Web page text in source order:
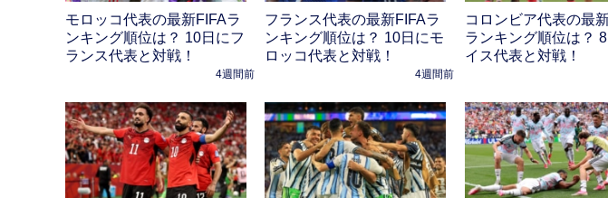
モロッコ代表の最新FIFAラ
ンキング順位は？ 10日にフ
ランス代表と対戦！
4週間前
フランス代表の最新FIFAラ
ンキング順位は？ 10日にモ
ロッコ代表と対戦！
4週間前
コロンビア代表の最
ランキング順位は？
イス代表と対戦！